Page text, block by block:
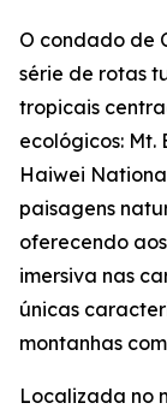
O condado de
série de rotas
tropicais
ecológicos: Mt.
Haiwei
paisagens
oferecendo
imersiva nas
únicas
montanhas
Localizada no